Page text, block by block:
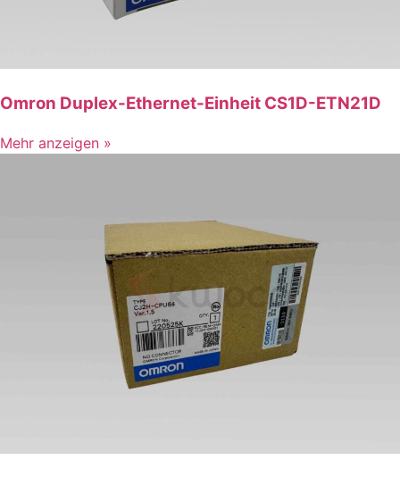
Omron Duplex-Ethernet-Einheit CS1D-ETN21D
Mehr anzeigen »